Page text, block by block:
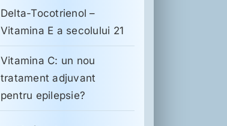
Delta-Tocotrienol –
Vitamina E a secolului 21
Vitamina C: un nou
tratament adjuvant
pentru epilepsie?